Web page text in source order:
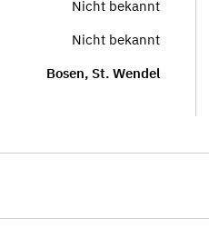
Nicht bekannt
Nicht bekannt
Bosen, St. Wendel